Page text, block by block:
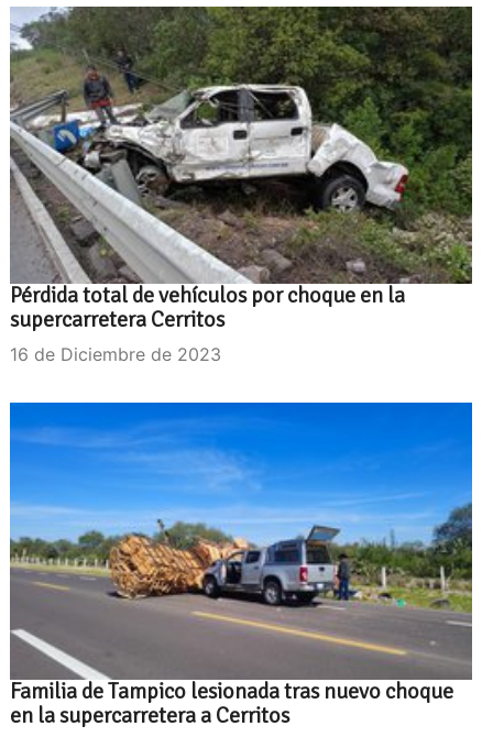
Pérdida total de vehículos por choque en la
supercarretera Cerritos
16 de Diciembre de 2023
Familia de Tampico lesionada tras nuevo choque
en la supercarretera a Cerritos